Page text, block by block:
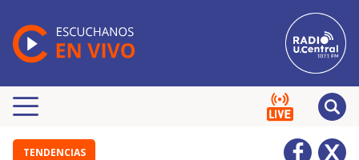
TENDENCIAS